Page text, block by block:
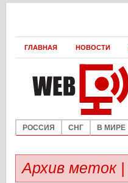
ГЛАВНАЯ НОВОСТИ
РОССИЯ СНГ В МИРЕ
Архив меток |